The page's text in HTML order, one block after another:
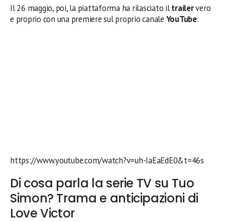
Il 26 maggio, poi, la piattaforma ha rilasciato iltrailervero
e proprio con una premiere sul proprio canale YouTube:
https://www.youtube.com/watch?v=uh-IaEaEdE0&t=46s
Di cosa parla la serie TV su Tuo
Simon? Trama e anticipazioni di
Love Victor